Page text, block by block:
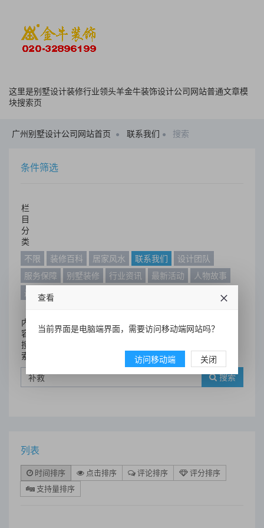
这里是别墅设计装修行业领头羊金牛装饰设计公司网站普通文章模
块搜索页
广州别墅设计公司网站首页 联系我们 搜索
条件筛选
栏
目
分
类
不限
装修百科 居家风水 联系我们
设计团队
服务保障
别墅装修 行业资讯 最新活动
人物故事
最新动态
内
容
搜
索
搜索
列表
时间排序 点击排序 评论排序
评分排序
支持量排序
查看
当前界面是电脑端界面，需要访问移动端网站吗？
访问移动端 关闭